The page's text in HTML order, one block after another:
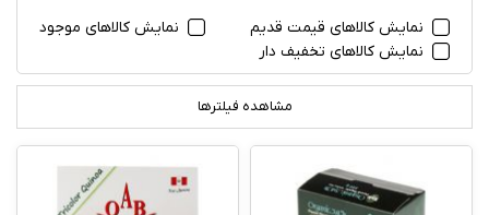
نمایش کالاهای قیمت قدیم
نمایش کالاهای موجود
نمایش کالاهای تخفیف دار
مشاهده فیلترها